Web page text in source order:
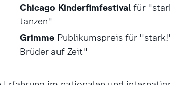
Chicago Kinderfimfestival für
tanzen"
Grimme Publikumspreis für
Brüder auf Zeit"